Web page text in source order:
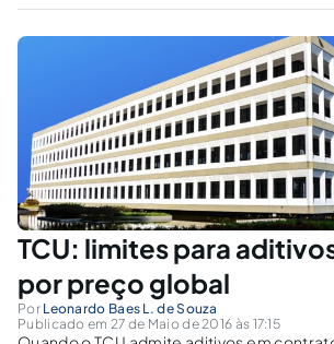
TCU: limites para
por preço global
Por Leonardo Baes L. de Souza
Publicado em 27 de Maio de 2016 às 17:15